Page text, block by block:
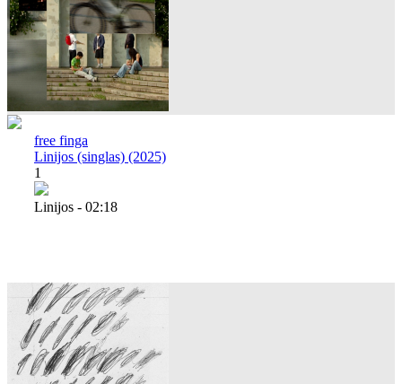
free finga
Linijos (singlas) (2025)
1
Linijos - 02:18